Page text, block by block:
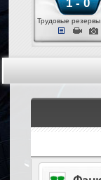
1 - 0
Трудовые резервы